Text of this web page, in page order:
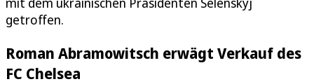
getroffen.
Roman Abramowitsch erwägt Verkauf des
FC Chelsea